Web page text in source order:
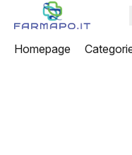
Homepage